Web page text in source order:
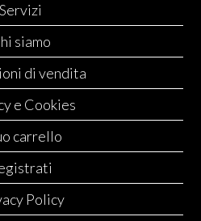
Servizi
siamo
di vendita
e Cookies
carrello
Policy